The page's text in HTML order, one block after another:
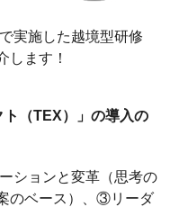
実施した越境型研修
します！
（TEX）」の導入の
ションと変革（思考の
のベース）、③リーダ